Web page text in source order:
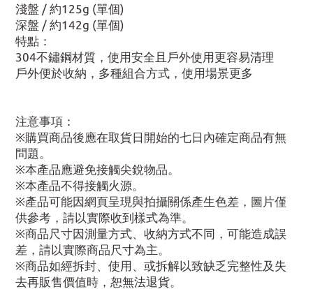
淺盤 / 約125g (單個)
深盤 / 約142g (單個)
特點：
304不鏽鋼材質，使用安全且戶外使用更容易清理
戶外便於收納，多種組合方式，使用場景更多
注意事項：
※購買商品後應在取貨日開始的七日內確定商品有無
問題。
※本產品應避免接觸尖銳物品。
※本產品不得接觸火源。
※產品可能因網頁呈現與拍攝關係產生色差，圖片僅
供參考，請以實際收到樣式為準。
※商品尺寸因測量方式、收納方式不同，可能造成誤
差，請以實際商品尺寸為主。
※商品如經拆封、使用、或拆解以致缺乏完整性及失
去再販售價值時，恕無法退貨。